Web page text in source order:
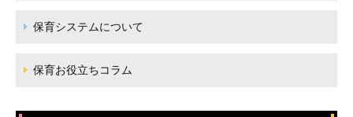
保育システムについて
保育お役立ちコラム